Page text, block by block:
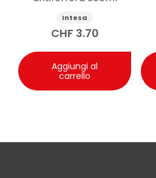
Intesa
CHF 3.70
Aggiungi al
carrello